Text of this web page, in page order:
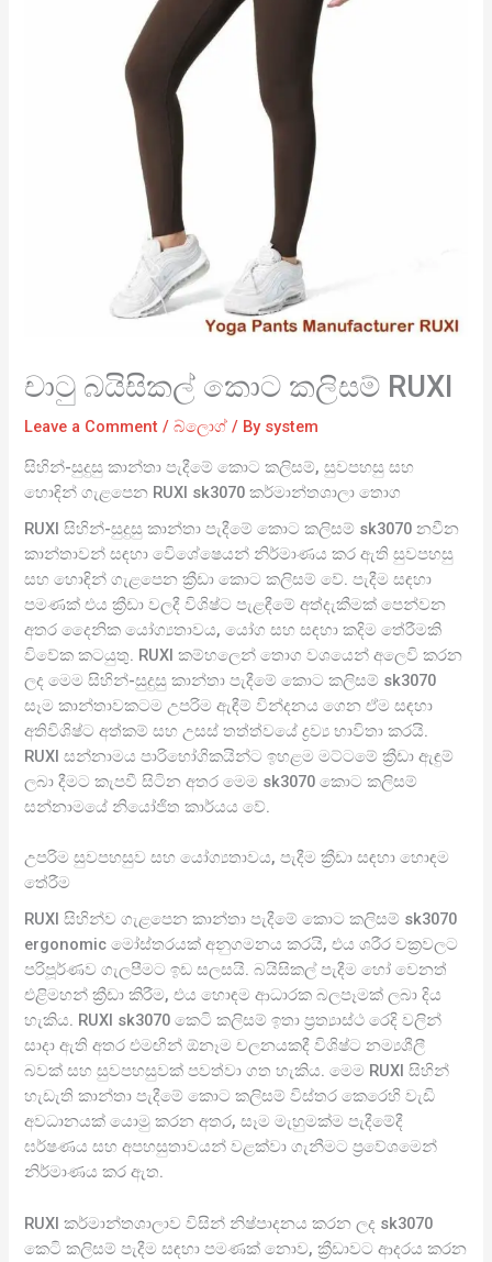
චාටු බයිසිකල් කොට කලිසම් RUXI
Leave a Comment /බ්ලොග් / By system
සිහින්-සුදුසු කාන්තා පැදීමේ කොට කලිසම්, සුවපහසු සහ
හොඳින් ගැළපෙන RUXI sk3070 කර්මාන්තශාලා තොග
RUXI සිහින්-සුදුසු කාන්තා පැදීමේ කොට කලිසම් sk3070 නවීන
කාන්තාවන් සඳහා විෙශේෂෙයන් නිර්මාණය කර ඇති සුවපහසු
සහ හොඳින් ගැළපෙන ක්‍රීඩා කොට කලිසම් වේ. පැදීම සඳහා
පමණක් එය ක්‍රීඩා වලදී විශිෂ්ට පැළඳීමේ අත්දැකීමක් පෙන්වන
අතර දෛනික යෝග්‍යතාවය, යෝග සහ සඳහා කදිම තේරීමකි
විවේක කටයුතු. RUXI කම්හලෙන් තොග වශයෙන් අලෙවි කරන
ලද මෙම සිහින්-සුදුසු කාන්තා පැදීමේ කොට කලිසම් sk3070
සෑම කාන්තාවකටම උපරිම ඇඳීම් වින්දනය ගෙන ඒම සඳහා
අතිවිශිෂ්ට අත්කම් සහ උසස් තත්ත්වයේ ද්‍රව්‍ය භාවිතා කරයි.
RUXI සන්නාමය පාරිභෝගිකයින්ට ඉහළම මට්ටමේ ක්‍රීඩා ඇඳුම්
ලබා දීමට කැපවී සිටින අතර මෙම sk3070 කොට කලිසම්
සන්නාමයේ නියෝජිත කාර්යය වේ.
උපරිම සුවපහසුව සහ යෝග්‍යතාවය, පැදීම ක්‍රීඩා සඳහා හොඳම
තේරීම
RUXI සිහින්ව ගැළපෙන කාන්තා පැදීමේ කොට කලිසම් sk3070
ergonomic මෝස්තරයක් අනුගමනය කරයි, එය ශරීර වක්‍රවලට
පරිපූර්ණව ගැලපීමට ඉඩ සලසයි. බයිසිකල් පැදීම හෝ වෙනත්
එළිමහන් ක්‍රීඩා කිරීම, එය හොඳම ආධාරක බලපෑමක් ලබා දිය
හැකිය. RUXI sk3070 කෙටි කලිසම් ඉතා ප්‍රත්‍යාස්ථ රෙදි වලින්
සාදා ඇති අතර එමඟින් ඕනෑම චලනයකදී විශිෂ්ට නම්‍යශීලී
බවක් සහ සුවපහසුවක් පවත්වා ගත හැකිය. මෙම RUXI සිහින්
හැඩැති කාන්තා පැදීමේ කොට කලිසම් විස්තර කෙරෙහි වැඩි
අවධානයක් යොමු කරන අතර, සෑම මැහුමක්ම පැදීමේදී
ඝර්ෂණය සහ අපහසුතාවයන් වළක්වා ගැනීමට ප්‍රවේශමෙන්
නිර්මාණය කර ඇත.
RUXI කර්මාන්තශාලාව විසින් නිෂ්පාදනය කරන ලද sk3070
කෙටි කලිසම් පැදීම සඳහා පමණක් නොව, ක්‍රීඩාවට ආදරය කරන